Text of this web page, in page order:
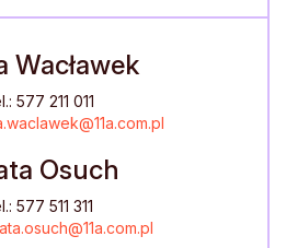
Wacławek
577 211 011
Osuch
577 511 311